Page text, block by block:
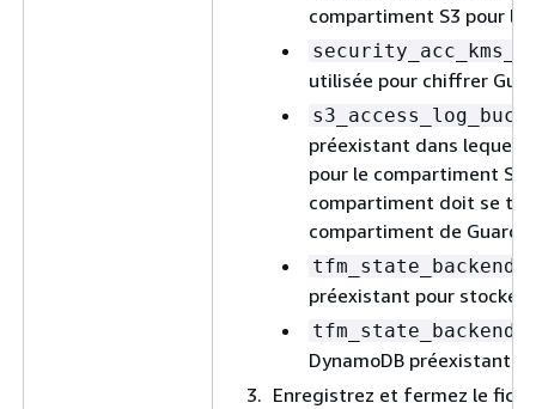
compartiment S3 pour
utilisée pour chiffrer
préexistant dans lequel
pour le compartiment S3
compartiment doit se
compartiment de
préexistant pour
DynamoDB
Enregistrez et fermez le